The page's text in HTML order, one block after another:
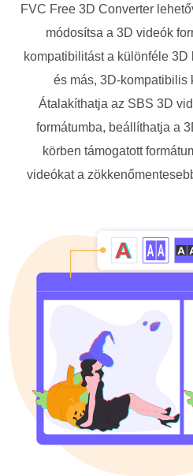
FVC Free 3D Converter
módosítsa a 3D videók
kompatibilitást a különféle 3D
és más, 3D-kompatibilis
Átalakíthatja az SBS 3D
formátumba, beállíthatja a
körben támogatott
videókat a